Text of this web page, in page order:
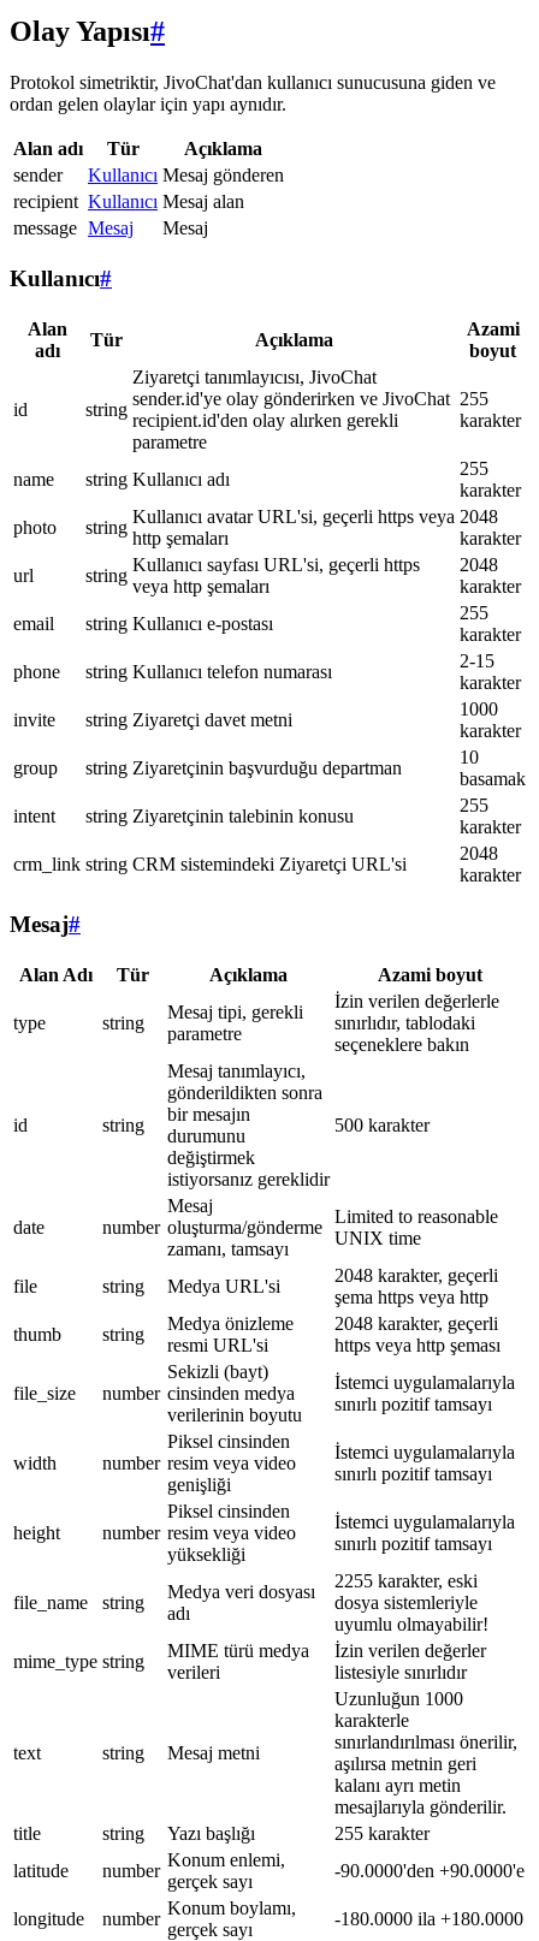
Olay Yapısı#
Protokol simetriktir, JivoChat'dan kullanıcı sunucusuna giden ve
ordan gelen olaylar için yapı aynıdır.
Alan adı Tür
Açıklama
sender
Kullanıcı Mesaj gönderen
recipient Kullanıcı Mesaj alan
message Mesaj Mesaj
Kullanıcı#
Alan
adı
Tür Açıklama
Azami
boyut
id string
Ziyaretçi tanımlayıcısı, JivoChat
sender.id'ye olay gönderirken ve JivoChat
recipient.id'den olay alırken gerekli
parametre
255
karakter
name string Kullanıcı adı
255
karakter
photo
string
Kullanıcı avatar URL'si, geçerli https veya
http şemaları
2048
karakter
url
string
Kullanıcı sayfası URL'si, geçerli https
veya http şemaları
2048
karakter
email
string Kullanıcı e-postası
255
karakter
phone
string Kullanıcı telefon numarası
2-15
karakter
invite
string Ziyaretçi davet metni
1000
karakter
group
string Ziyaretçinin başvurduğu departman
10
basamak
intent
string Ziyaretçinin talebinin konusu
255
karakter
crm_link string CRM sistemindeki Ziyaretçi URL'si
2048
karakter
Mesaj#
Alan Adı Tür Açıklama Azami boyut
type string
Mesaj tipi, gerekli
parametre
İzin verilen değerlerle
sınırlıdır, tablodaki
seçeneklere bakın
id string
Mesaj tanımlayıcı,
gönderildikten sonra
bir mesajın
durumunu
değiştirmek
istiyorsanız gereklidir
500 karakter
date number
Mesaj
oluşturma/gönderme
zamanı, tamsayı
Limited to reasonable
UNIX time
file string Medya URL'si
2048 karakter, geçerli
şema https veya http
thumb
string
Medya önizleme
resmi URL'si
2048 karakter, geçerli
https veya http şeması
file_size number
Sekizli (bayt)
cinsinden medya
verilerinin boyutu
İstemci uygulamalarıyla
sınırlı pozitif tamsayı
width number
Piksel cinsinden
resim veya video
genişliği
İstemci uygulamalarıyla
sınırlı pozitif tamsayı
height number
Piksel cinsinden
resim veya video
yüksekliği
İstemci uygulamalarıyla
sınırlı pozitif tamsayı
file_name string
Medya veri dosyası
adı
2255 karakter, eski
dosya sistemleriyle
uyumlu olmayabilir!
mime_type string
MIME türü medya
verileri
İzin verilen değerler
listesiyle sınırlıdır
text string Mesaj metni
Uzunluğun 1000
karakterle
sınırlandırılması önerilir,
aşılırsa metnin geri
kalanı ayrı metin
mesajlarıyla gönderilir.
title
string Yazı başlığı
255 karakter
latitude
number
Konum enlemi,
gerçek sayı
-90.0000'den +90.0000'e
longitude number
Konum boylamı,
gerçek sayı
-180.0000 ila +180.0000